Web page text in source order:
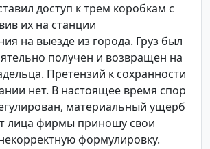
доступ к трем коробкам с
их на станции
на выезде из города. Груз был
получен и возвращен на
Претензий к сохранности
нет. В настоящее время спор
материальный ущерб
лица фирмы приношу свои
формулировку.